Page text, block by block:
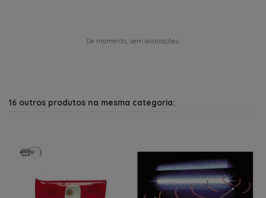
De momento, sem avaliações.
16 outros produtos na mesma categoria: